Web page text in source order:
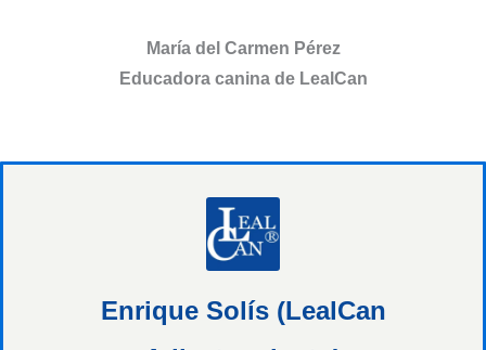
María del Carmen Pérez
Educadora canina de LealCan
Enrique Solís (LealCan